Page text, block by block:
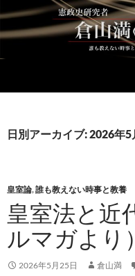
テ
ン
へ
ッ
日別アーカイブ: 2026年5
皇室論,誰も教えない時事と教養
皇室法と近
ルマガより）
2026年5月25日 倉山満